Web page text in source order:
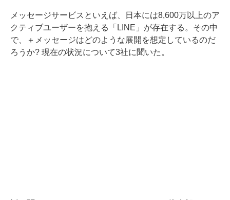
メッセージサービスといえば、日本には8,600万以上のア
クティブユーザーを抱える「LINE」が存在する。その中
で、＋メッセージはどのような展開を想定しているのだ
ろうか? 現在の状況について3社に聞いた。